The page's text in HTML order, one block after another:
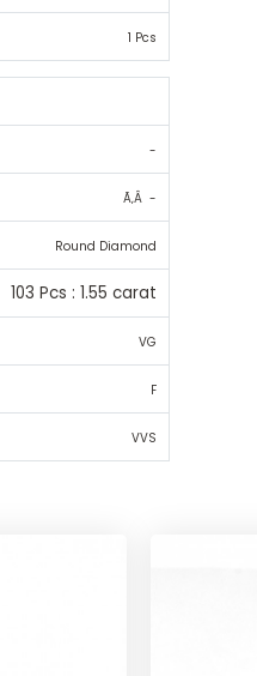
1 Pcs
-
Ã‚Â -
Round Diamond
103 Pcs : 1.55 carat
VG
F
VVS